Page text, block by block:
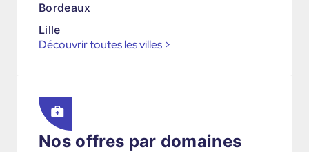
Bordeaux
Lille
Découvrir toutes les villes >
Nos offres par domaines